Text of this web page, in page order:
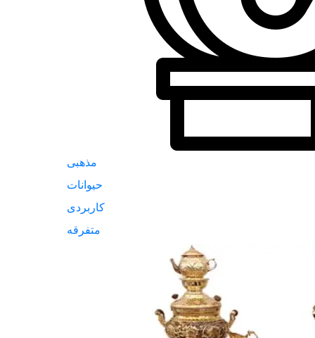
مذهبی
حیوانات
کاربردی
متفرقه